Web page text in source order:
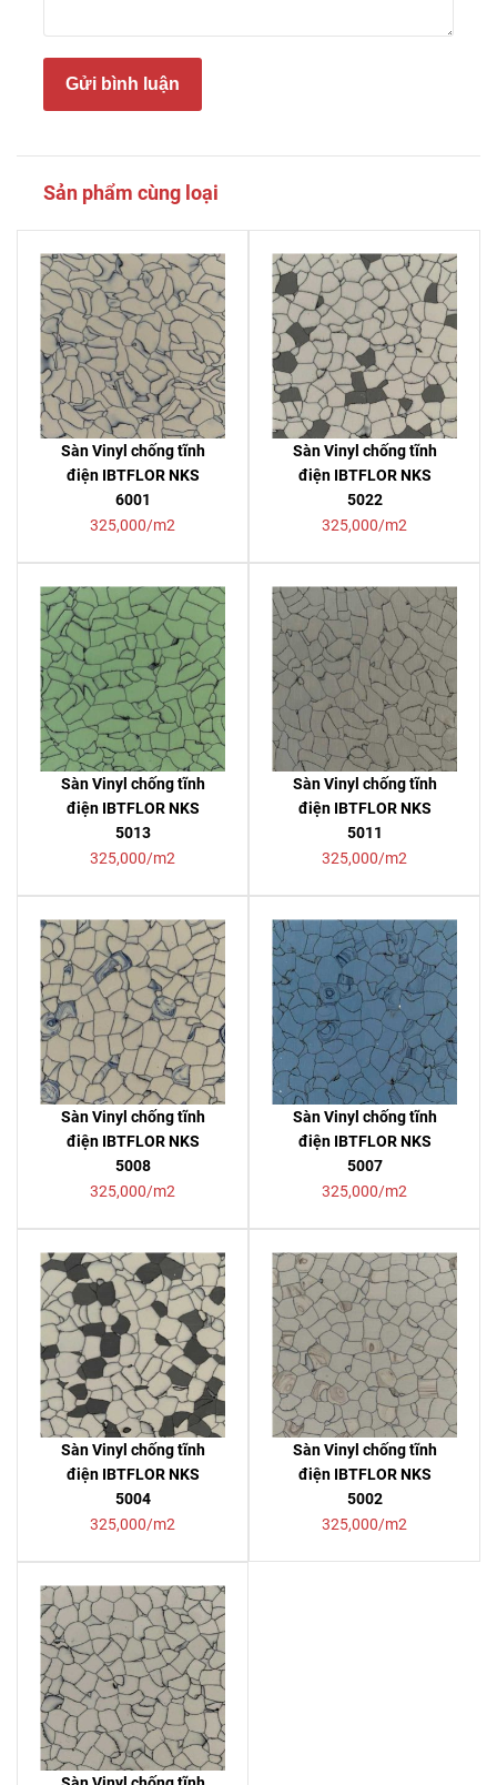
Gửi bình luận
Sản phẩm cùng loại
Sàn Vinyl chống tĩnh
điện IBTFLOR NKS
6001
325,000/m2
Sàn Vinyl chống tĩnh
điện IBTFLOR NKS
5022
325,000/m2
Sàn Vinyl chống tĩnh
điện IBTFLOR NKS
5013
325,000/m2
Sàn Vinyl chống tĩnh
điện IBTFLOR NKS
5011
325,000/m2
Sàn Vinyl chống tĩnh
điện IBTFLOR NKS
5008
325,000/m2
Sàn Vinyl chống tĩnh
điện IBTFLOR NKS
5007
325,000/m2
Sàn Vinyl chống tĩnh
điện IBTFLOR NKS
5004
325,000/m2
Sàn Vinyl chống tĩnh
điện IBTFLOR NKS
5002
325,000/m2